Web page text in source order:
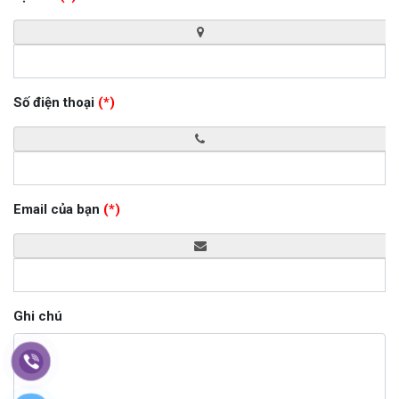
Số điện thoại (*)
Email của bạn (*)
Ghi chú